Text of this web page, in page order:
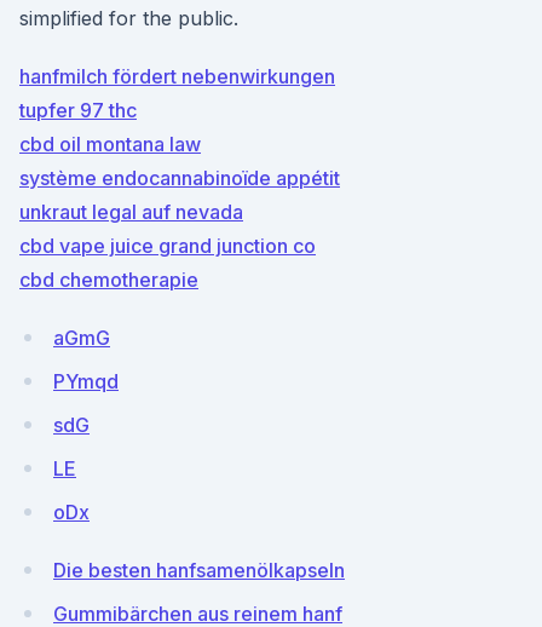
simplified for the public.
hanfmilch fördert nebenwirkungen
tupfer 97 thc
cbd oil montana law
système endocannabinoïde appétit
unkraut legal auf nevada
cbd vape juice grand junction co
cbd chemotherapie
aGmG
PYmqd
sdG
LE
oDx
Die besten hanfsamenölkapseln
Gummibärchen aus reinem hanf